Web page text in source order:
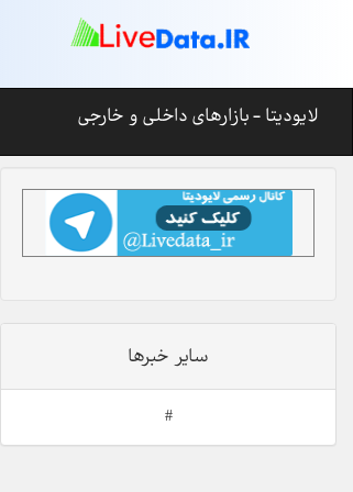
لایودیتا - بازارهای داخلی و خارجی
سایر خبرها
#